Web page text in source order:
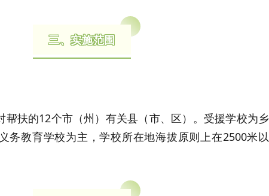
三、实施范围
扶的12个市（州）有关县（市、区）。受援学校为乡
务教育学校为主，学校所在地海拔原则上在2500米以